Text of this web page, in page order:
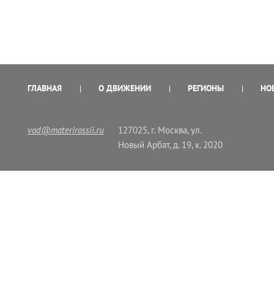
ГЛАВНАЯ О ДВИЖЕНИИ РЕГИОНЫ
vod@materirossii.ru
127025, г. Москва, ул.
Новый Арбат, д. 19, к. 2020